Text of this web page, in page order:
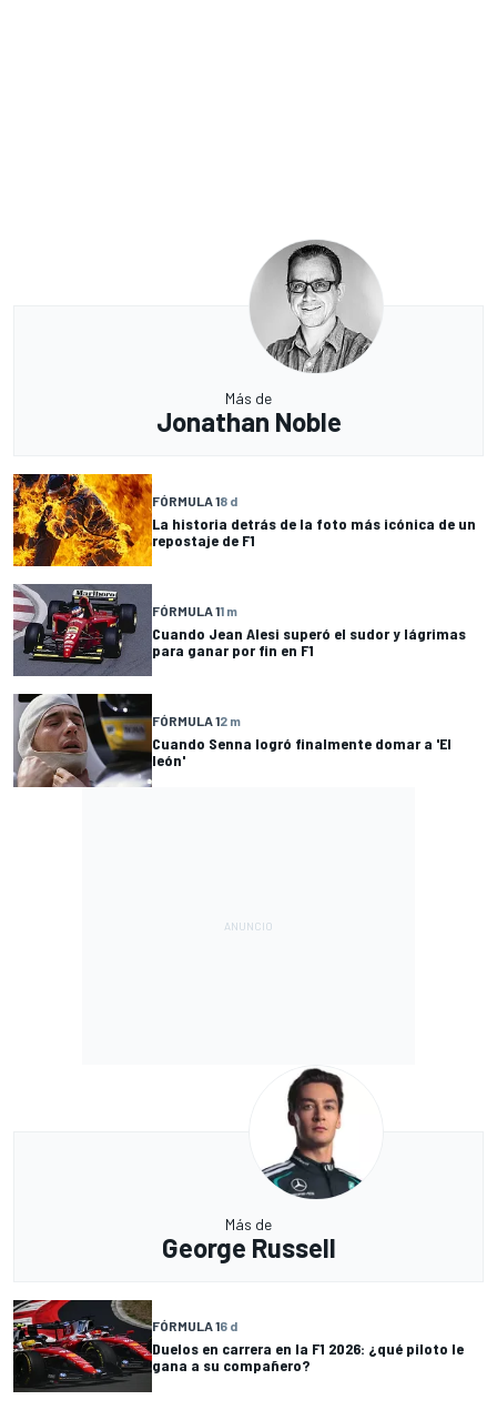
Más de
Jonathan Noble
FÓRMULA 18 d
La historia detrás de la foto más icónica de un
repostaje de F1
FÓRMULA 11 m
Cuando Jean Alesi superó el sudor y lágrimas
para ganar por fin en F1
FÓRMULA 12 m
Cuando Senna logró finalmente domar a 'El
león'
Más de
George Russell
FÓRMULA 16 d
Duelos en carrera en la F1 2026: ¿qué piloto le
gana a su compañero?